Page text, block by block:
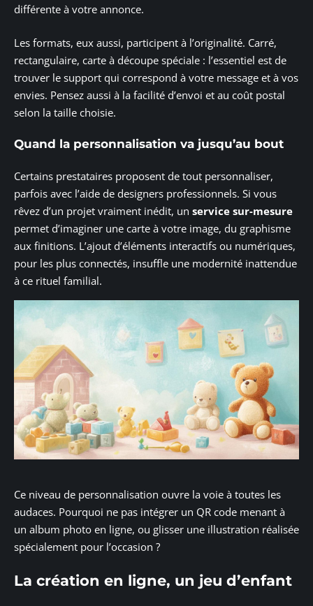
différente à votre annonce.
Les formats, eux aussi, participent à l’originalité. Carré,
rectangulaire, carte à découpe spéciale : l’essentiel est de
trouver le support qui correspond à votre message et à vos
envies. Pensez aussi à la facilité d’envoi et au coût postal
selon la taille choisie.
Quand la personnalisation va jusqu’au bout
Certains prestataires proposent de tout personnaliser,
parfois avec l’aide de designers professionnels. Si vous
rêvez d’un projet vraiment inédit, un service sur-mesure
permet d’imaginer une carte à votre image, du graphisme
aux finitions. L’ajout d’éléments interactifs ou numériques,
pour les plus connectés, insuffle une modernité inattendue
à ce rituel familial.
Ce niveau de personnalisation ouvre la voie à toutes les
audaces. Pourquoi ne pas intégrer un QR code menant à
un album photo en ligne, ou glisser une illustration réalisée
spécialement pour l’occasion ?
La création en ligne, un jeu d’enfant